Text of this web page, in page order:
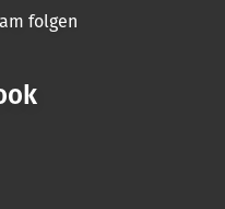
folgen